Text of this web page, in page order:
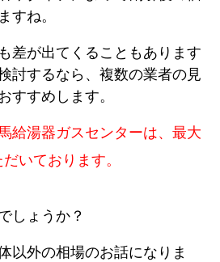
すね。
差が出てくることもあります
討するなら、複数の業者の見
すすめします。
給湯器ガスセンターは、最大
いております。
しょうか？
以外の相場のお話になりま